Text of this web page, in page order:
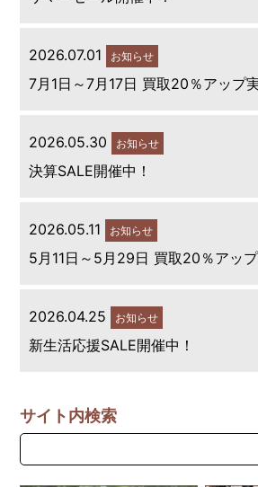
2026.07.01 お知らせ
7月1日～7月17日 買取20％アップ
2026.05.30 お知らせ
決算SALE開催中！
2026.05.11 お知らせ
5月11日～5月29日 買取20％アッ
2026.04.25 お知らせ
新生活応援SALE開催中！
サイト内検索